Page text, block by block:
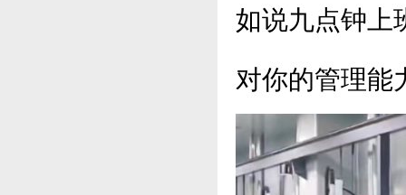
如说九点钟上
对你的管理能